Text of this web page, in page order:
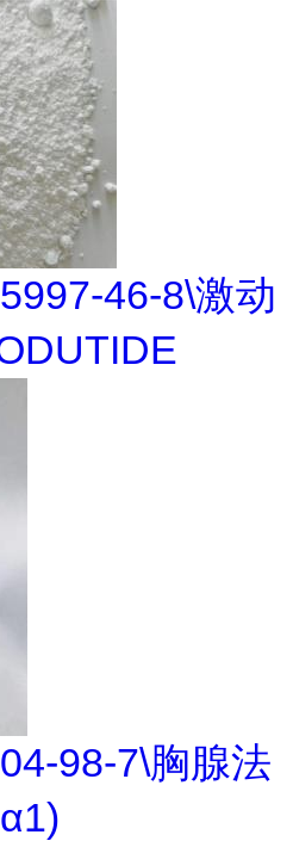
46-8\激动
98-7\胸腺法